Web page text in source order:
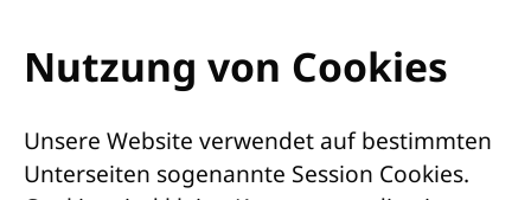
Nutzung von Cookies
Unsere Website verwendet auf bestimmten
Unterseiten sogenannte Session Cookies.